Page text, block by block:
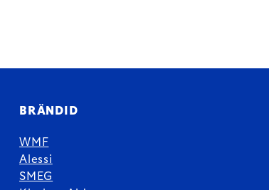
BRÄNDID
WMF
Alessi
SMEG